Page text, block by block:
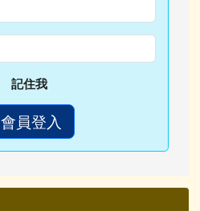
記住我
會員登入